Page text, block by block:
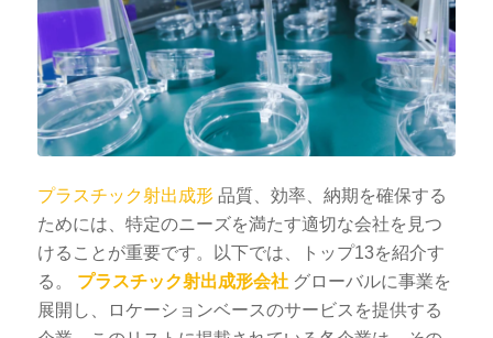
プラスチック射出成形品質、効率、納期を確保する
ためには、特定のニーズを満たす適切な会社を見つ
けることが重要です。以下では、トップ13を紹介す
る。 プラスチック射出成形会社グローバルに事業を
展開し、ロケーションベースのサービスを提供する